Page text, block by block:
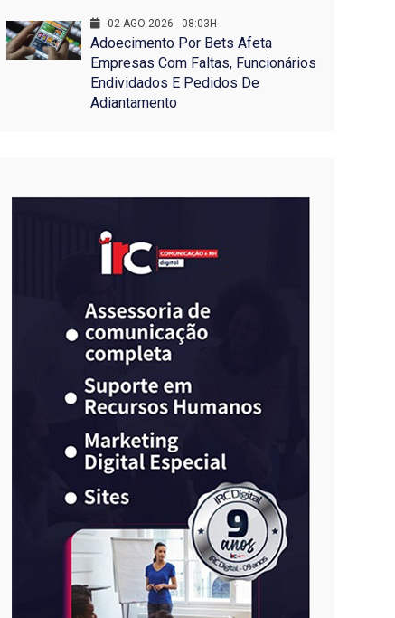
02 AGO 2026 - 08:03H
Adoecimento Por Bets Afeta
Empresas Com Faltas, Funcionários
Endividados E Pedidos De
Adiantamento